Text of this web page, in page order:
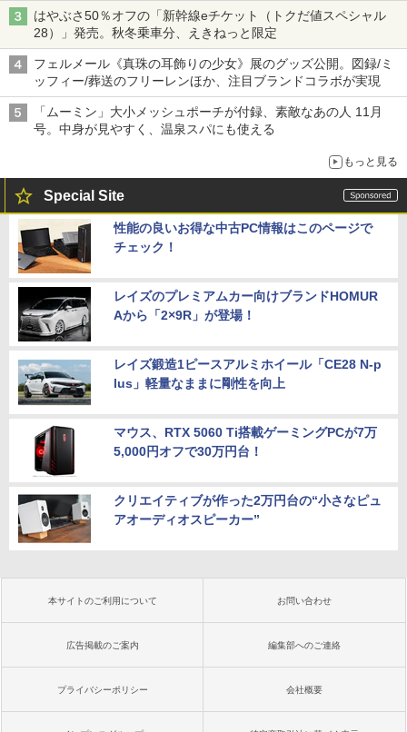
はやぶさ50％オフの「新幹線eチケット（トクだ値スペシャル
28）」発売。秋冬乗車分、えきねっと限定
フェルメール《真珠の耳飾りの少女》展のグッズ公開。図録/ミ
ッフィー/葬送のフリーレンほか、注目ブランドコラボが実現
「ムーミン」大小メッシュポーチが付録、素敵なあの人 11月
号。中身が見やすく、温泉スパにも使える
もっと見る
Special Site
性能の良いお得な中古PC情報はこのページで
チェック！
レイズのプレミアムカー向けブランドHOMUR
Aから「2×9R」が登場！
レイズ鍛造1ピースアルミホイール「CE28 N-p
lus」軽量なままに剛性を向上
マウス、RTX 5060 Ti搭載ゲーミングPCが7万
5,000円オフで30万円台！
クリエイティブが作った2万円台の“小さなピュ
アオーディオスピーカー”
本サイトのご利用について お問い合わせ
広告掲載のご案内 編集部へのご連絡
プライバシーポリシー 会社概要